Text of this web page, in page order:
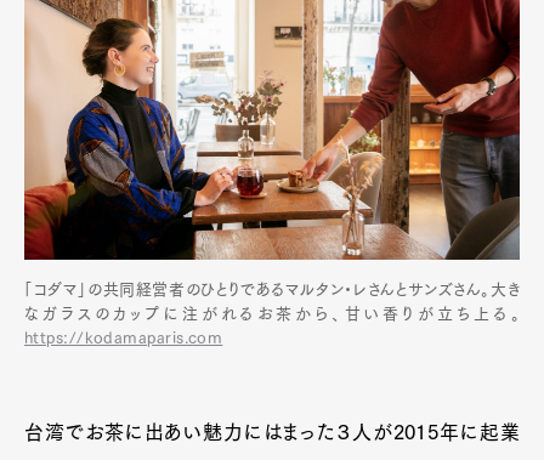
Official Columnist
About
Contact
Pen Meet
Pen international Pen tw
「コダマ」の共同経営者のひとりであるマルタン・レさんとサンズさん。大き
なガラスのカップに注がれるお茶から、甘い香りが立ち上る。
https://kodamaparis.com
台湾でお茶に出あい魅力にはまった３人が2015年に起業